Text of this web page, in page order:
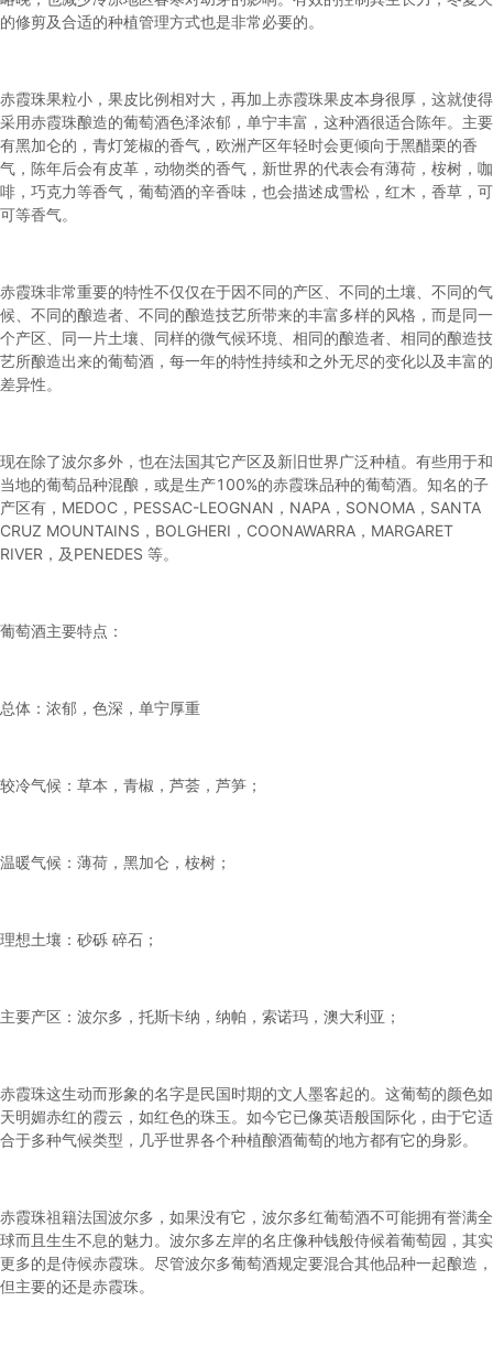
的修剪及合适的种植管理方式也是非常必要的。
赤霞珠果粒小，果皮比例相对大，再加上赤霞珠果皮本身很厚，这就使得
采用赤霞珠酿造的葡萄酒色泽浓郁，单宁丰富，这种酒很适合陈年。主要
有黑加仑的，青灯笼椒的香气，欧洲产区年轻时会更倾向于黑醋栗的香
气，陈年后会有皮革，动物类的香气，新世界的代表会有薄荷，桉树，咖
啡，巧克力等香气，葡萄酒的辛香味，也会描述成雪松，红木，香草，可
可等香气。
赤霞珠非常重要的特性不仅仅在于因不同的产区、不同的土壤、不同的气
候、不同的酿造者、不同的酿造技艺所带来的丰富多样的风格，而是同一
个产区、同一片土壤、同样的微气候环境、相同的酿造者、相同的酿造技
艺所酿造出来的葡萄酒，每一年的特性持续和之外无尽的变化以及丰富的
差异性。
现在除了波尔多外，也在法国其它产区及新旧世界广泛种植。有些用于和
当地的葡萄品种混酿，或是生产100%的赤霞珠品种的葡萄酒。知名的子
产区有，MEDOC，PESSAC-LEOGNAN，NAPA，SONOMA，SANTA
CRUZ MOUNTAINS，BOLGHERI，COONAWARRA，MARGARET
RIVER，及PENEDES 等。
葡萄酒主要特点：
总体：浓郁，色深，单宁厚重
较冷气候：草本，青椒，芦荟，芦笋；
温暖气候：薄荷，黑加仑，桉树；
理想土壤：砂砾 碎石；
主要产区：波尔多，托斯卡纳，纳帕，索诺玛，澳大利亚；
赤霞珠这生动而形象的名字是民国时期的文人墨客起的。这葡萄的颜色如
天明媚赤红的霞云，如红色的珠玉。如今它已像英语般国际化，由于它适
合于多种气候类型，几乎世界各个种植酿酒葡萄的地方都有它的身影。
赤霞珠祖籍法国波尔多，如果没有它，波尔多红葡萄酒不可能拥有誉满全
球而且生生不息的魅力。波尔多左岸的名庄像种钱般侍候着葡萄园，其实
更多的是侍候赤霞珠。尽管波尔多葡萄酒规定要混合其他品种一起酿造，
但主要的还是赤霞珠。